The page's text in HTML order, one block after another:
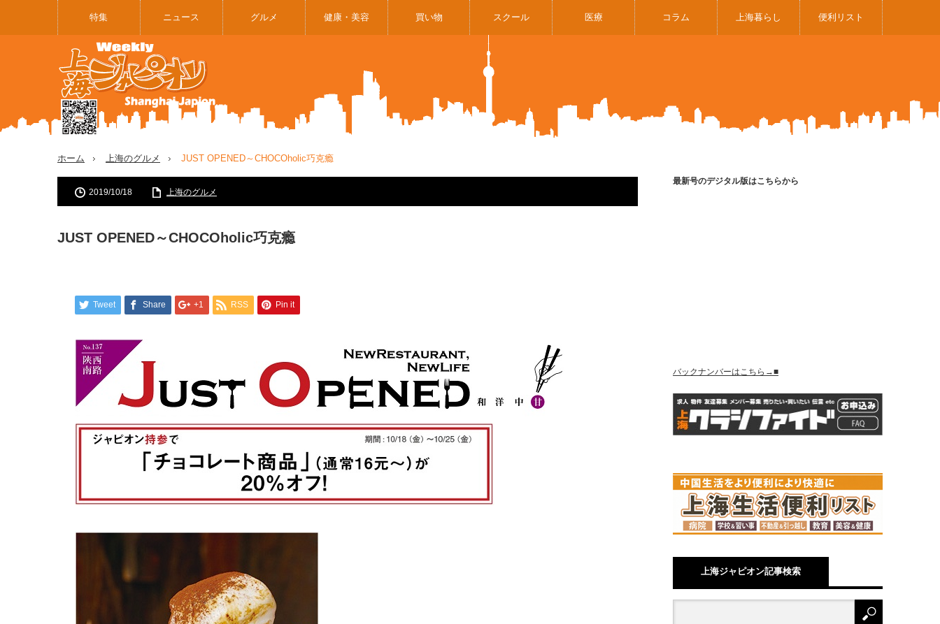
特集 ニュース グルメ 健康・美容 買い物 スクール 医療 コラム 上海暮らし 便利リスト
ホーム 上海のグルメ JUST OPENED～CHOCOholic巧克瘾
2019/10/18 上海のグルメ
JUST OPENED～CHOCOholic巧克瘾
Tweet Share +1 RSS Pin it
最新号のデジタル版はこちらから
バックナンバーはこちら→■
上海ジャピオン記事検索